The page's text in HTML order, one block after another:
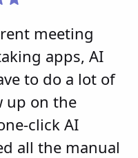
meeting
apps, AI
to do a lot of
up on the
click AI
all the manual